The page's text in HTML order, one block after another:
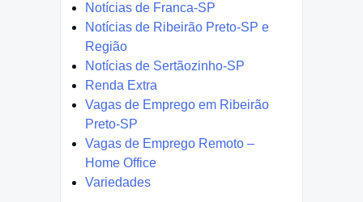
Notícias de Franca-SP
Notícias de Ribeirão Preto-SP e
Região
Notícias de Sertãozinho-SP
Renda Extra
Vagas de Emprego em Ribeirão
Preto-SP
Vagas de Emprego Remoto –
Home Office
Variedades